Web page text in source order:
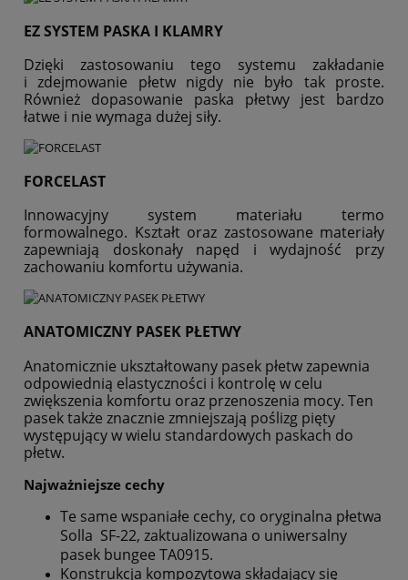
EZ SYSTEM PASKA I KLAMRY
Dzięki zastosowaniu tego systemu zakładanie
i zdejmowanie płetw nigdy nie było tak proste.
Również dopasowanie paska płetwy jest bardzo
łatwe i nie wymaga dużej siły.
FORCELAST
Innowacyjny system materiału termo
formowalnego. Kształt oraz zastosowane materiały
zapewniają doskonały napęd i wydajność przy
zachowaniu komfortu używania.
ANATOMICZNY PASEK PŁETWY
Anatomicznie ukształtowany pasek płetw zapewnia
odpowiednią elastyczności i kontrolę w celu
zwiększenia komfortu oraz przenoszenia mocy. Ten
pasek także znacznie zmniejszają poślizg pięty
występujący w wielu standardowych paskach do
płetw.
Najważniejsze cechy
Te same wspaniałe cechy, co oryginalna płetwa
Solla SF-22, zaktualizowana o uniwersalny
pasek bungee TA0915.
Konstrukcja kompozytowa składający się